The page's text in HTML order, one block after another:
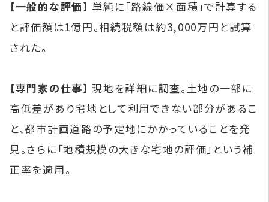
【一般的な評価】 単純に「路線価×面積」で計算する
と評価額は1億円。相続税額は約3,000万円と試算
された。
【専門家の仕事】 現地を詳細に調査。土地の一部に
高低差があり宅地として利用できない部分があるこ
と、都市計画道路の予定地にかかっていることを発
見。さらに「地積規模の大きな宅地の評価」という補
正率を適用。